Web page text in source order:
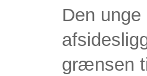
Den
grænsen